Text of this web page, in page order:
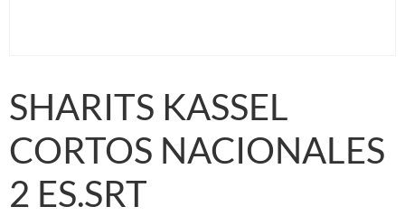
SHARITS KASSEL
CORTOS NACIONALES
2 ES.SRT